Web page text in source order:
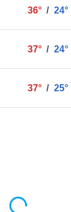
36° / 24°
37° / 24°
37° / 25°